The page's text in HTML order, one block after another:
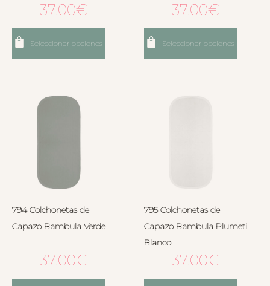
37.00€
Seleccionar opciones
37.00€
Seleccionar opciones
794 Colchonetas de
Capazo Bambula Verde
37.00€
795 Colchonetas de
Capazo Bambula Plumeti
Blanco
37.00€